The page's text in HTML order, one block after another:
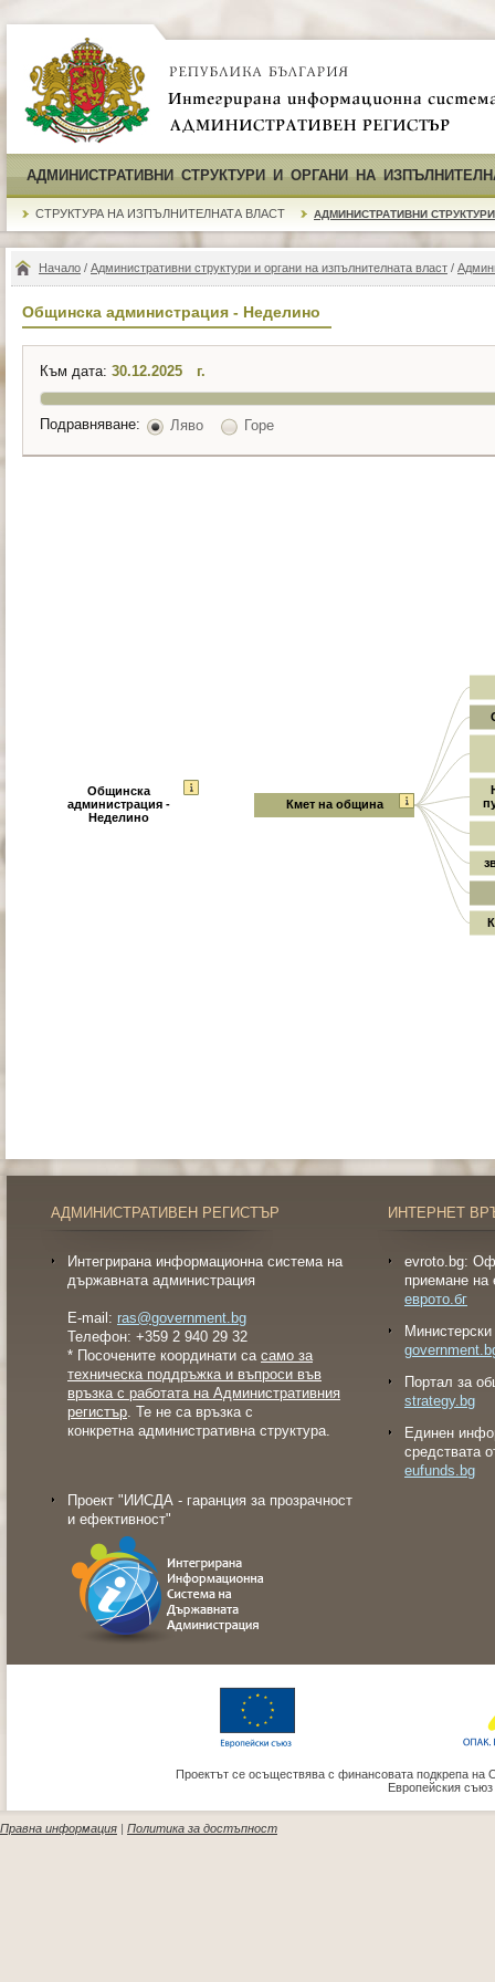
АДМИНИСТРАТИВНИ СТРУКТУРИ И ОРГАНИ НА
СТРУКТУРА НА ИЗПЪЛНИТЕЛНАТА ВЛАСТ АДМИНИСТРАТИВНИ СТРУКТУРИ
Начало / Административни структури и органи на изпълнителната власт /
Общинска администрация - Неделино
Към дата: г.
Подравняване: Ляво Горе
Общинска
администрация -
Неделино
Кмет на община
АДМИНИСТРАТИВЕН РЕГИСТЪР
Интегрирана информационна система на
държавната администрация
E-mail: ras@government.bg
Телефон: +359 2 940 29 32
* Посочените координати са само за
техническа поддръжка и въпроси във
връзка с работата на Административния
регистър. Те не са връзка с
конкретна административна структура.
Проект "ИИСДА - гаранция за прозрачност
и ефективност"
ИНТЕРНЕТ
evroto.bg:
приемане на
еврото.бг
Портал за
strategy.bg
Eдинен
средствата
eufunds.bg
Проектът се осъществява с финансовата подкрепа на
Европейския
Правна информация Политика за достъпност